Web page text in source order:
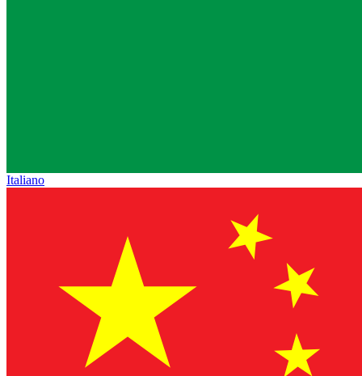
Italiano